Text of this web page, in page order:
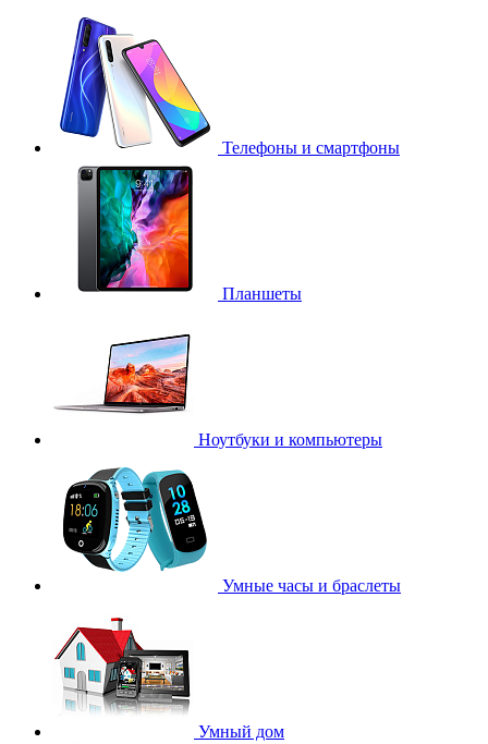
Телефоны и смартфоны
Планшеты
Ноутбуки и компьютеры
Умные часы и браслеты
Умный дом